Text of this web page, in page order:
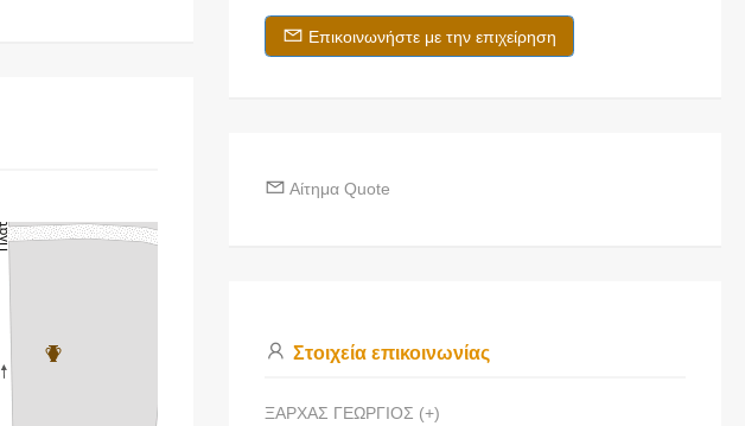
Επικοινωνήστε με την επιχείρηση
Αίτημα Quote
Στοιχεία επικοινωνίας
ΞΑΡΧΑΣ ΓΕΩΡΓΙΟΣ (+)